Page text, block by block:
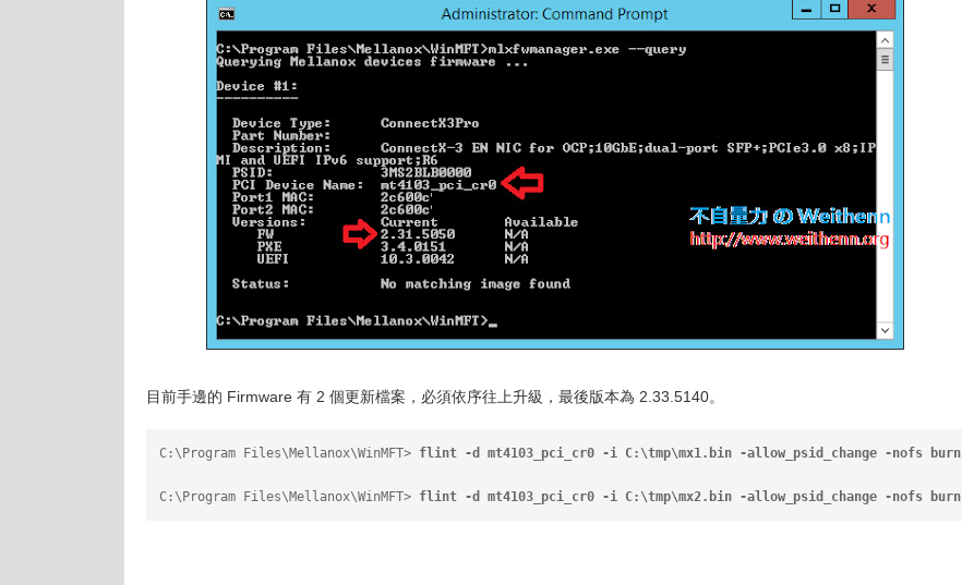
目前手邊的 Firmware 有 2 個更新檔案，必須依序往上升級，最後版本為 2.33.5140。
C:\Program Files\Mellanox\WinMFT> flint -d mt4103_pci_cr0 -i C:\tmp\mx1.bin -allow_psid_change -nofs burn
C:\Program Files\Mellanox\WinMFT> flint -d mt4103_pci_cr0 -i C:\tmp\mx2.bin -allow_psid_change -nofs burn